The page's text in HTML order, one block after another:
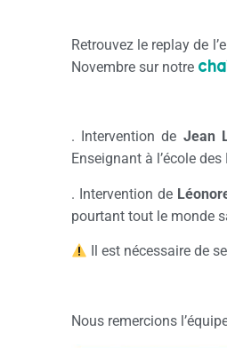
Retrouvez le replay de
Novembre sur notre
. Intervention de Jean
Enseignant à l’école
. Intervention de
pourtant tout le monde
Il est nécessaire de
Nous remercions